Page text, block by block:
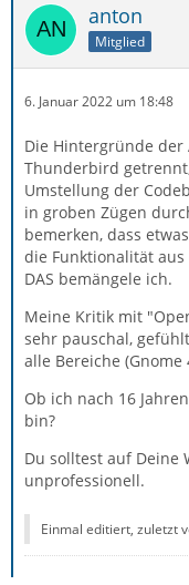
anton
Mitglied
6. Januar 2022 um 18:48
Die Hintergründe
Thunderbird
Umstellung der
in groben Zügen
bemerken, dass
die Funktionalität
DAS bemängele ich.
Meine Kritik mit
sehr pauschal,
alle Bereiche (Gnome
Ob ich nach 16
bin?
Du solltest auf Deine
unprofessionell.
Einmal editiert, zuletzt